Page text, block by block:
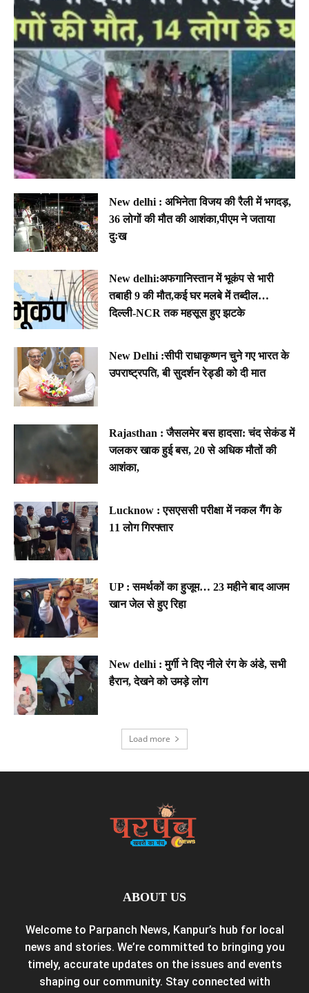
New delhi : अभिनेता विजय की रैली में भगदड़,
36 लोगों की मौत की आशंका,पीएम ने जताया
दुःख
New delhi:अफगानिस्तान में भूकंप से भारी
तबाही 9 की मौत,कई घर मलबे में तब्दील…
दिल्ली-NCR तक महसूस हुए झटके
New Delhi :सीपी राधाकृष्णन चुने गए भारत के
उपराष्ट्रपति, बी सुदर्शन रेड्डी को दी मात
Rajasthan : जैसलमेर बस हादसा: चंद सेकंड में
जलकर खाक हुई बस, 20 से अधिक मौतों की
आशंका,
Lucknow : एसएससी परीक्षा में नकल गैंग के
11 लोग गिरफ्तार
UP : समर्थकों का हुजूम… 23 महीने बाद आजम
खान जेल से हुए रिहा
New delhi : मुर्गी ने दिए नीले रंग के अंडे, सभी
हैरान, देखने को उमड़े लोग
Load more
ABOUT US
Welcome to Parpanch News, Kanpur’s hub for local
news and stories. We’re committed to bringing you
timely, accurate updates on the issues and events
shaping our community. Stay connected with